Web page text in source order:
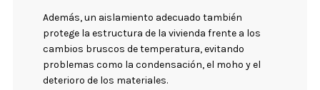
Además, un aislamiento adecuado también
protege la estructura de la vivienda frente a los
cambios bruscos de temperatura, evitando
problemas como la condensación, el moho y el
deterioro de los materiales.